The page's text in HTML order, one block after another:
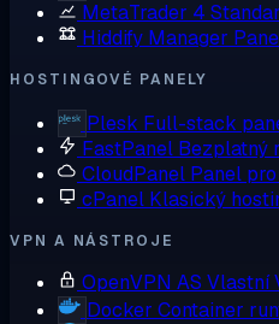
MetaTrader 4
Hiddify Manager
HOSTINGOVÉ PANELY
Plesk Full-stack
FastPanel Bezplatný
CloudPanel Panel
cPanel Klasický
VPN A NÁSTROJE
OpenVPN AS Vlastní
Docker Container